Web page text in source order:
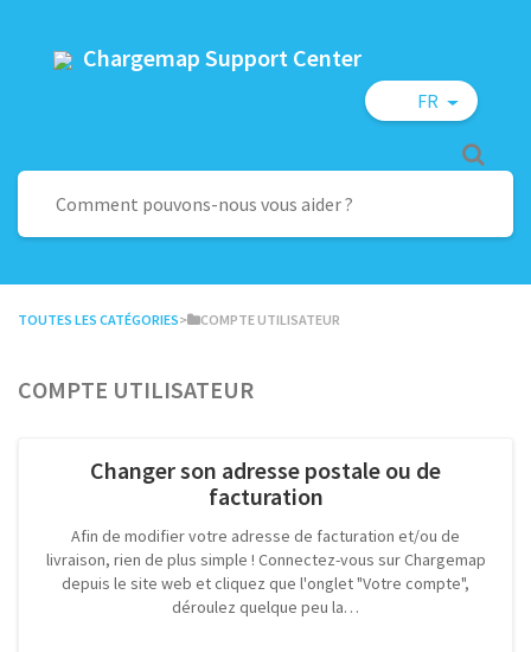
Chargemap Support Center
FR
TOUTES LES CATÉGORIES​>​ ​COMPTE UTILISATEUR
Compte utilisateur
Changer son adresse postale ou de
facturation
Afin de modifier votre adresse de facturation et/ou de
livraison, rien de plus simple ! Connectez-vous sur Chargemap
depuis le site web et cliquez que l'onglet "Votre compte",
déroulez quelque peu la…